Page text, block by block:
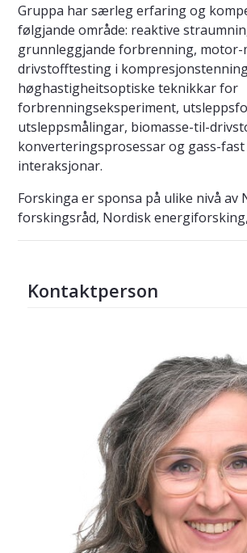
Gruppa har særleg erfaring og
følgjande område: reaktive
grunnleggjande forbrenning, motor-
drivstofftesting i
høghastigheitsoptiske teknikkar for
forbrenningseksperiment,
utsleppsmålingar, biomasse-til-
konverteringsprosessar og gass-fast
interaksjonar.
Forskinga er sponsa på ulike nivå av
forskingsråd, Nordisk
Kontaktperson